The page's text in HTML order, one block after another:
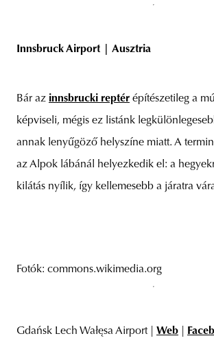
Innsbruck Airport | Ausztria
Bár az innsbrucki reptér építészetileg a
képviseli, mégis ez listánk
annak lenyűgöző helyszíne miatt. A
az Alpok lábánál helyezkedik el: a
kilátás nyílik, így kellemesebb a járatra
Fotók: commons.wikimedia.org
Gdańsk Lech Wałęsa Airport | Web